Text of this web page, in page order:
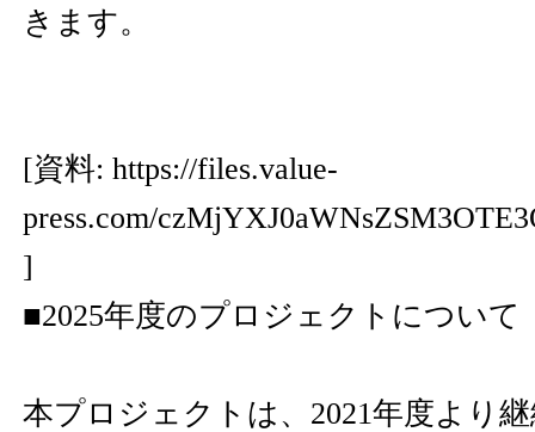
きます。
[資料: https://files.value-
press.com/
]
■2025年度のプロジェクトについて
本プロジェクトは、2021年度より